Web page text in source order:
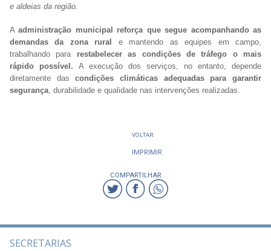
e aldeias da região.
Aadministração municipal reforça que segue acompanhando as
demandas da zona rural e mantendo as equipes em campo,
trabalhando para restabelecer as condições de tráfego o mais
rápido possível. A execução dos serviços, no entanto, depende
diretamente das condições climáticas adequadas para garantir
segurança, durabilidade e qualidade nas intervenções realizadas.
VOLTAR
IMPRIMIR
COMPARTILHAR
SECRETARIAS